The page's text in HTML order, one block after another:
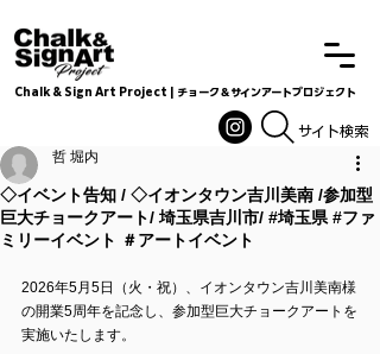
Chalk & Sign Art Project | チョーク＆サインアートプロジェクト
​​​サイト検索
◇イベント告知 / ◇イオンタウン吉川美南 /参加型
巨大チョークアート/ 埼玉県吉川市/ #埼玉県 #ファ
ミリーイベント ＃アートイベント
哲 堀内
2026年5月5日（火・祝）、イオンタウン吉川美南様
の開業5周年を記念し、参加型巨大チョークアートを
実施いたします。